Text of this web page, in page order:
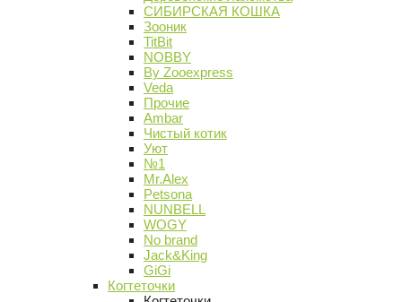
СИБИРСКАЯ КОШКА
Зооник
TitBit
NOBBY
By Zooexpress
Veda
Прочие
Ambar
Чистый котик
Уют
№1
Mr.Alex
Petsona
NUNBELL
WOGY
No brand
Jack&King
GiGi
Когтеточки